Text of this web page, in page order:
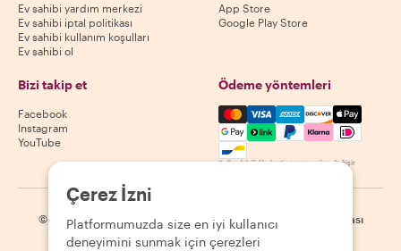
Ev sahibi yardım merkezi
Ev sahibi iptal politikası
Ev sahibi kullanım koşulları
Ev sahibi ol
App Store
Google Play Store
Bizi takip et
Facebook
Instagram
YouTube
Ödeme yöntemleri
Mastercard, Visa, Amex,
Kullanılabilirlik destinasyona göre değişir
© 2026 Withlocals.com Gizlilik Politikası | Site haritası
Çerez İzni
Platformumuzda size en iyi kullanıcı
deneyimini sunmak için çerezleri